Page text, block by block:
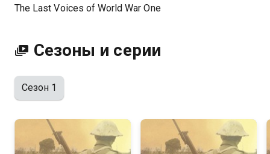
The Last Voices of World War One
Сезоны и серии
Сезон 1